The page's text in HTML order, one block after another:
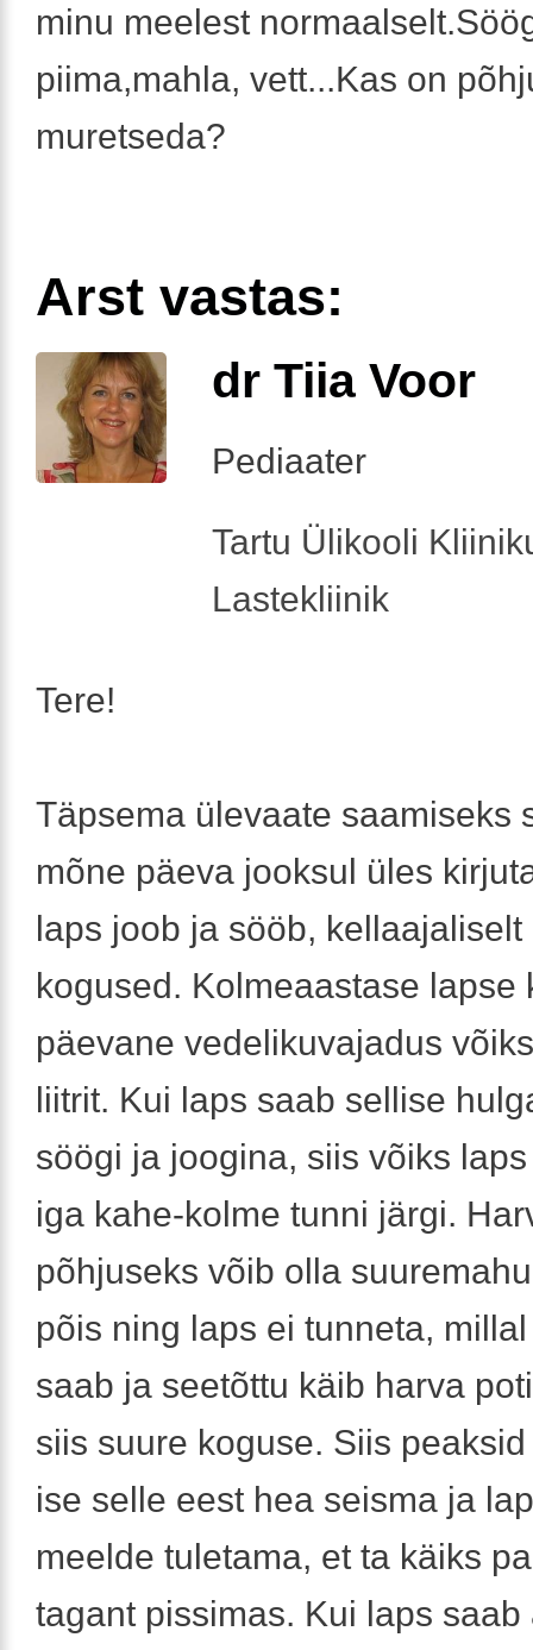
minu meelest
piima,mahla, vett...Kas on
muretseda?
Arst vastas:
dr Tiia Voor
Pediaater
Tartu Ülikooli
Lastekliinik
Tere!
Täpsema ülevaate saamiseks
mõne päeva jooksul üles
laps joob ja sööb, kellaajaliselt
kogused. Kolmeaastase lapse
päevane vedelikuvajadus
liitrit. Kui laps saab sellise
söögi ja joogina, siis võiks
iga kahe-kolme tunni järgi.
põhjuseks võib olla
põis ning laps ei tunneta,
saab ja seetõttu käib harva
siis suure koguse. Siis
ise selle eest hea seisma ja
meelde tuletama, et ta käiks
tagant pissimas. Kui laps saab